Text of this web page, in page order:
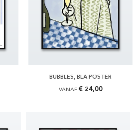
BUBBLES, BLÅ POSTER
VANAF € 24,00